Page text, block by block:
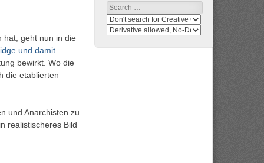
hat, geht nun in die
und damit
bewirkt. Wo die
die etablierten
und Anarchisten zu
realistischeres Bild
Search
Search
media
search